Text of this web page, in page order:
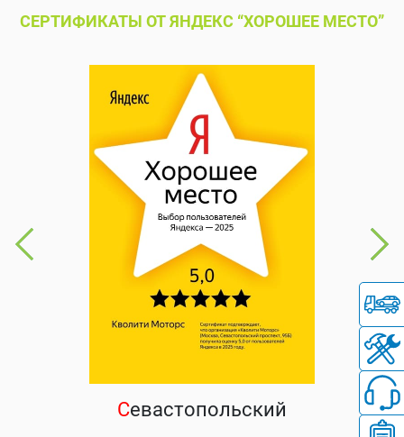
СЕРТИФИКАТЫ ОТ ЯНДЕКС “ХОРОШЕЕ МЕСТО”
Севастопольский